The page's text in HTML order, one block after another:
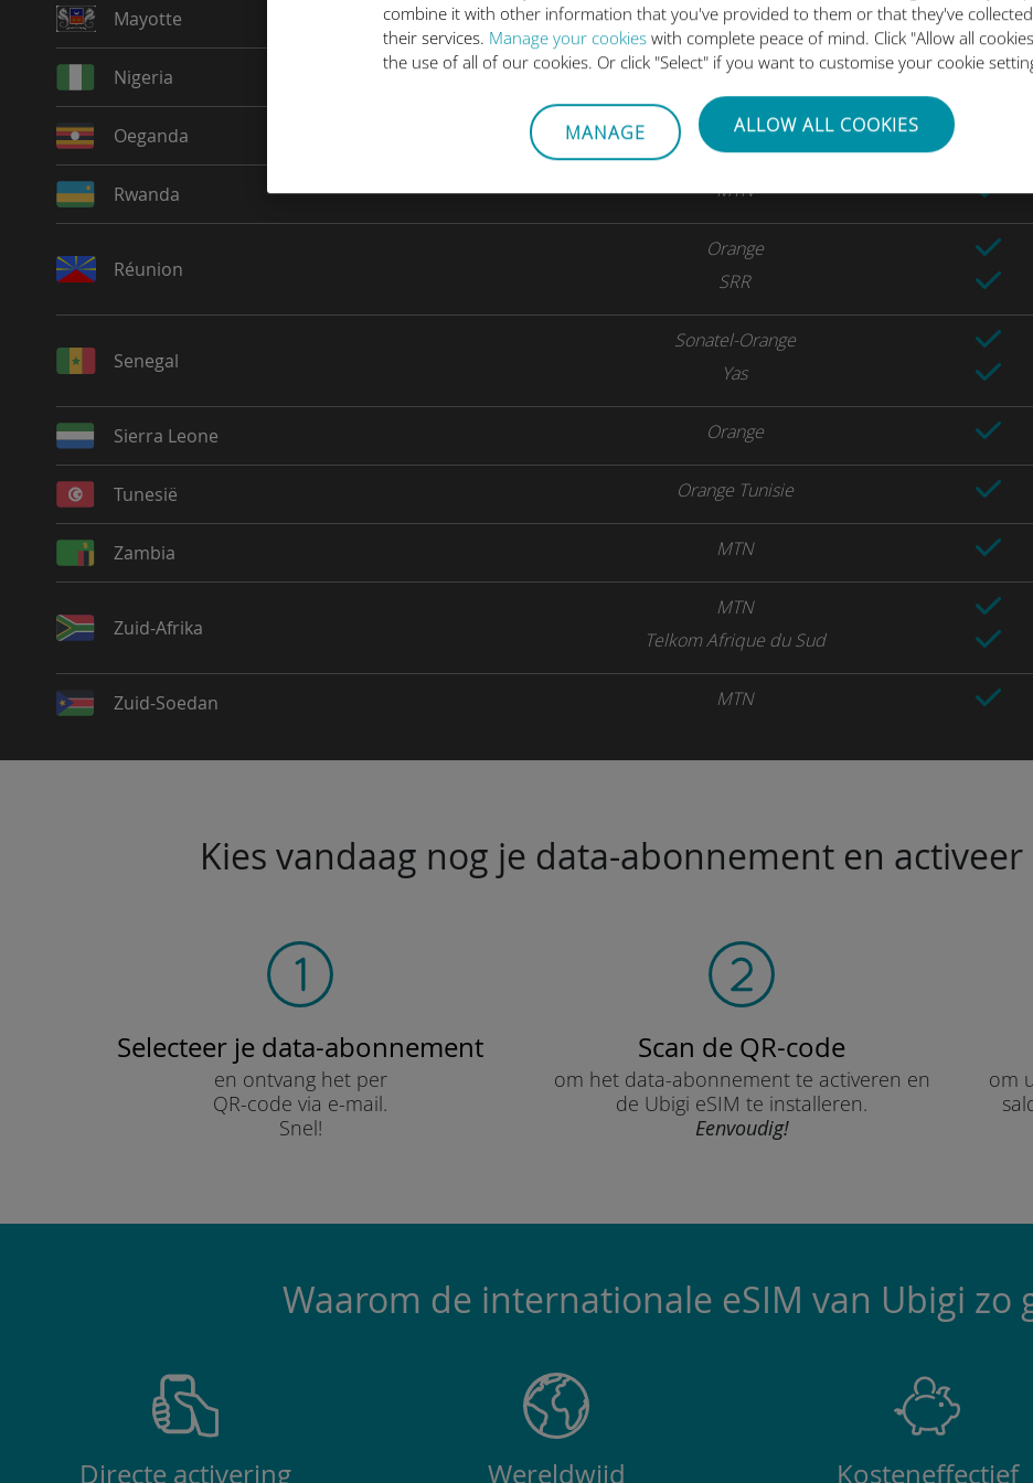
combine it with other information that you've provided to them or that they've
their services. Manage your cookies with complete peace of mind. Click "Allow all
the use of all of our cookies. Or click "Select" if you want to customise your cookie
MANAGE ALLOW ALL COOKIES
Mayotte SFR
Nigeria MTN
Oeganda MTN
Rwanda MTN
Réunion
Orange
SRR
Senegal
Sonatel-Orange
Yas
Sierra Leone Orange
Tunesië Orange Tunisie
Zambia MTN
Zuid-Afrika
MTN
Telkom Afrique du Sud
Zuid-Soedan MTN
Kies vandaag nog je data-abonnement en
Selecteer je data-abonnement
en ontvang het per
QR-code via e-mail.
Snel!
Scan de QR-code
om het data-abonnement te activeren en
de Ubigi eSIM te installeren.
Eenvoudig!
om
Waarom de internationale eSIM van Ubigi zo
Directe activering Wereldwijd Kosteneffectief